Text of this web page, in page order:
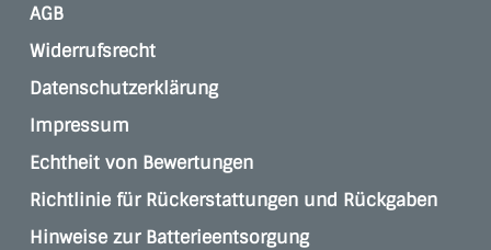
AGB
Widerrufsrecht
Datenschutzerklärung
Impressum
Echtheit von Bewertungen
Richtlinie für Rückerstattungen und Rückgaben
Hinweise zur Batterieentsorgung